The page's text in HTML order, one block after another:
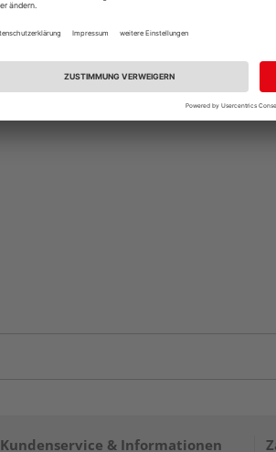
Kundenservice & Informationen